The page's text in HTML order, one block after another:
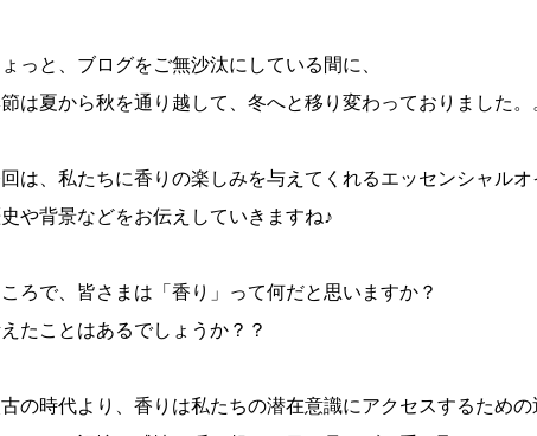
っと、ブログをご無沙汰にしている間に、
は夏から秋を通り越して、冬へと移り変わっておりました。
は、私たちに香りの楽しみを与えてくれるエッセンシャル
や背景などをお伝えしていきますね♪
ろで、皆さまは「香り」って何だと思いますか？
たことはあるでしょうか？？
の時代より、香りは私たちの潜在意識にアクセスするための